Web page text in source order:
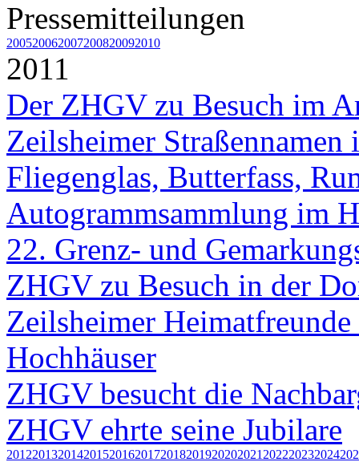
Pressemitteilungen
200520062007200820092010
2011
Der ZHGV zu Besuch im
Zeilsheimer
Fliegenglas, Butterfass,
Autogrammsammlung im
22. Grenz- und
ZHGV zu Besuch in der
Zeilsheimer
Hochhäuser
ZHGV besucht die
ZHGV ehrte seine Jubilare
2012201320142015201620172018201920202021 202220232024